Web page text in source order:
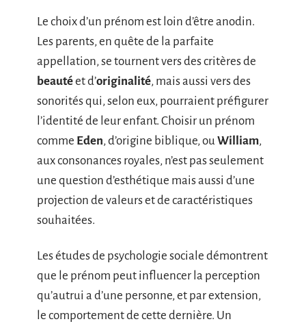
Le choix d’un prénom est loin d’être anodin.
Les parents, en quête de la parfaite
appellation, se tournent vers des critères de
beautéet d’originalité, mais aussi vers des
sonorités qui, selon eux, pourraient préfigurer
l’identité de leur enfant. Choisir un prénom
comme Eden, d’origine biblique, ouWilliam,
aux consonances royales, n’est pas seulement
une question d’esthétique mais aussi d’une
projection de valeurs et de caractéristiques
souhaitées.
Les études de psychologie sociale démontrent
que le prénom peut influencer la perception
qu’autrui a d’une personne, et par extension,
le comportement de cette dernière. Un